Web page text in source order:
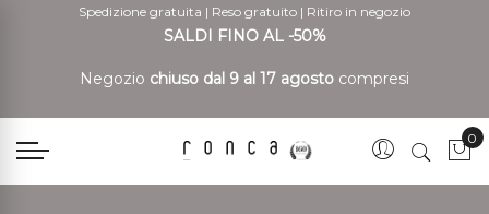
Spedizione gratuita | Reso gratuito | Ritiro in negozio
SALDI FINO AL -50%
Negozio chiuso dal 9 al 17 agosto compresi
0